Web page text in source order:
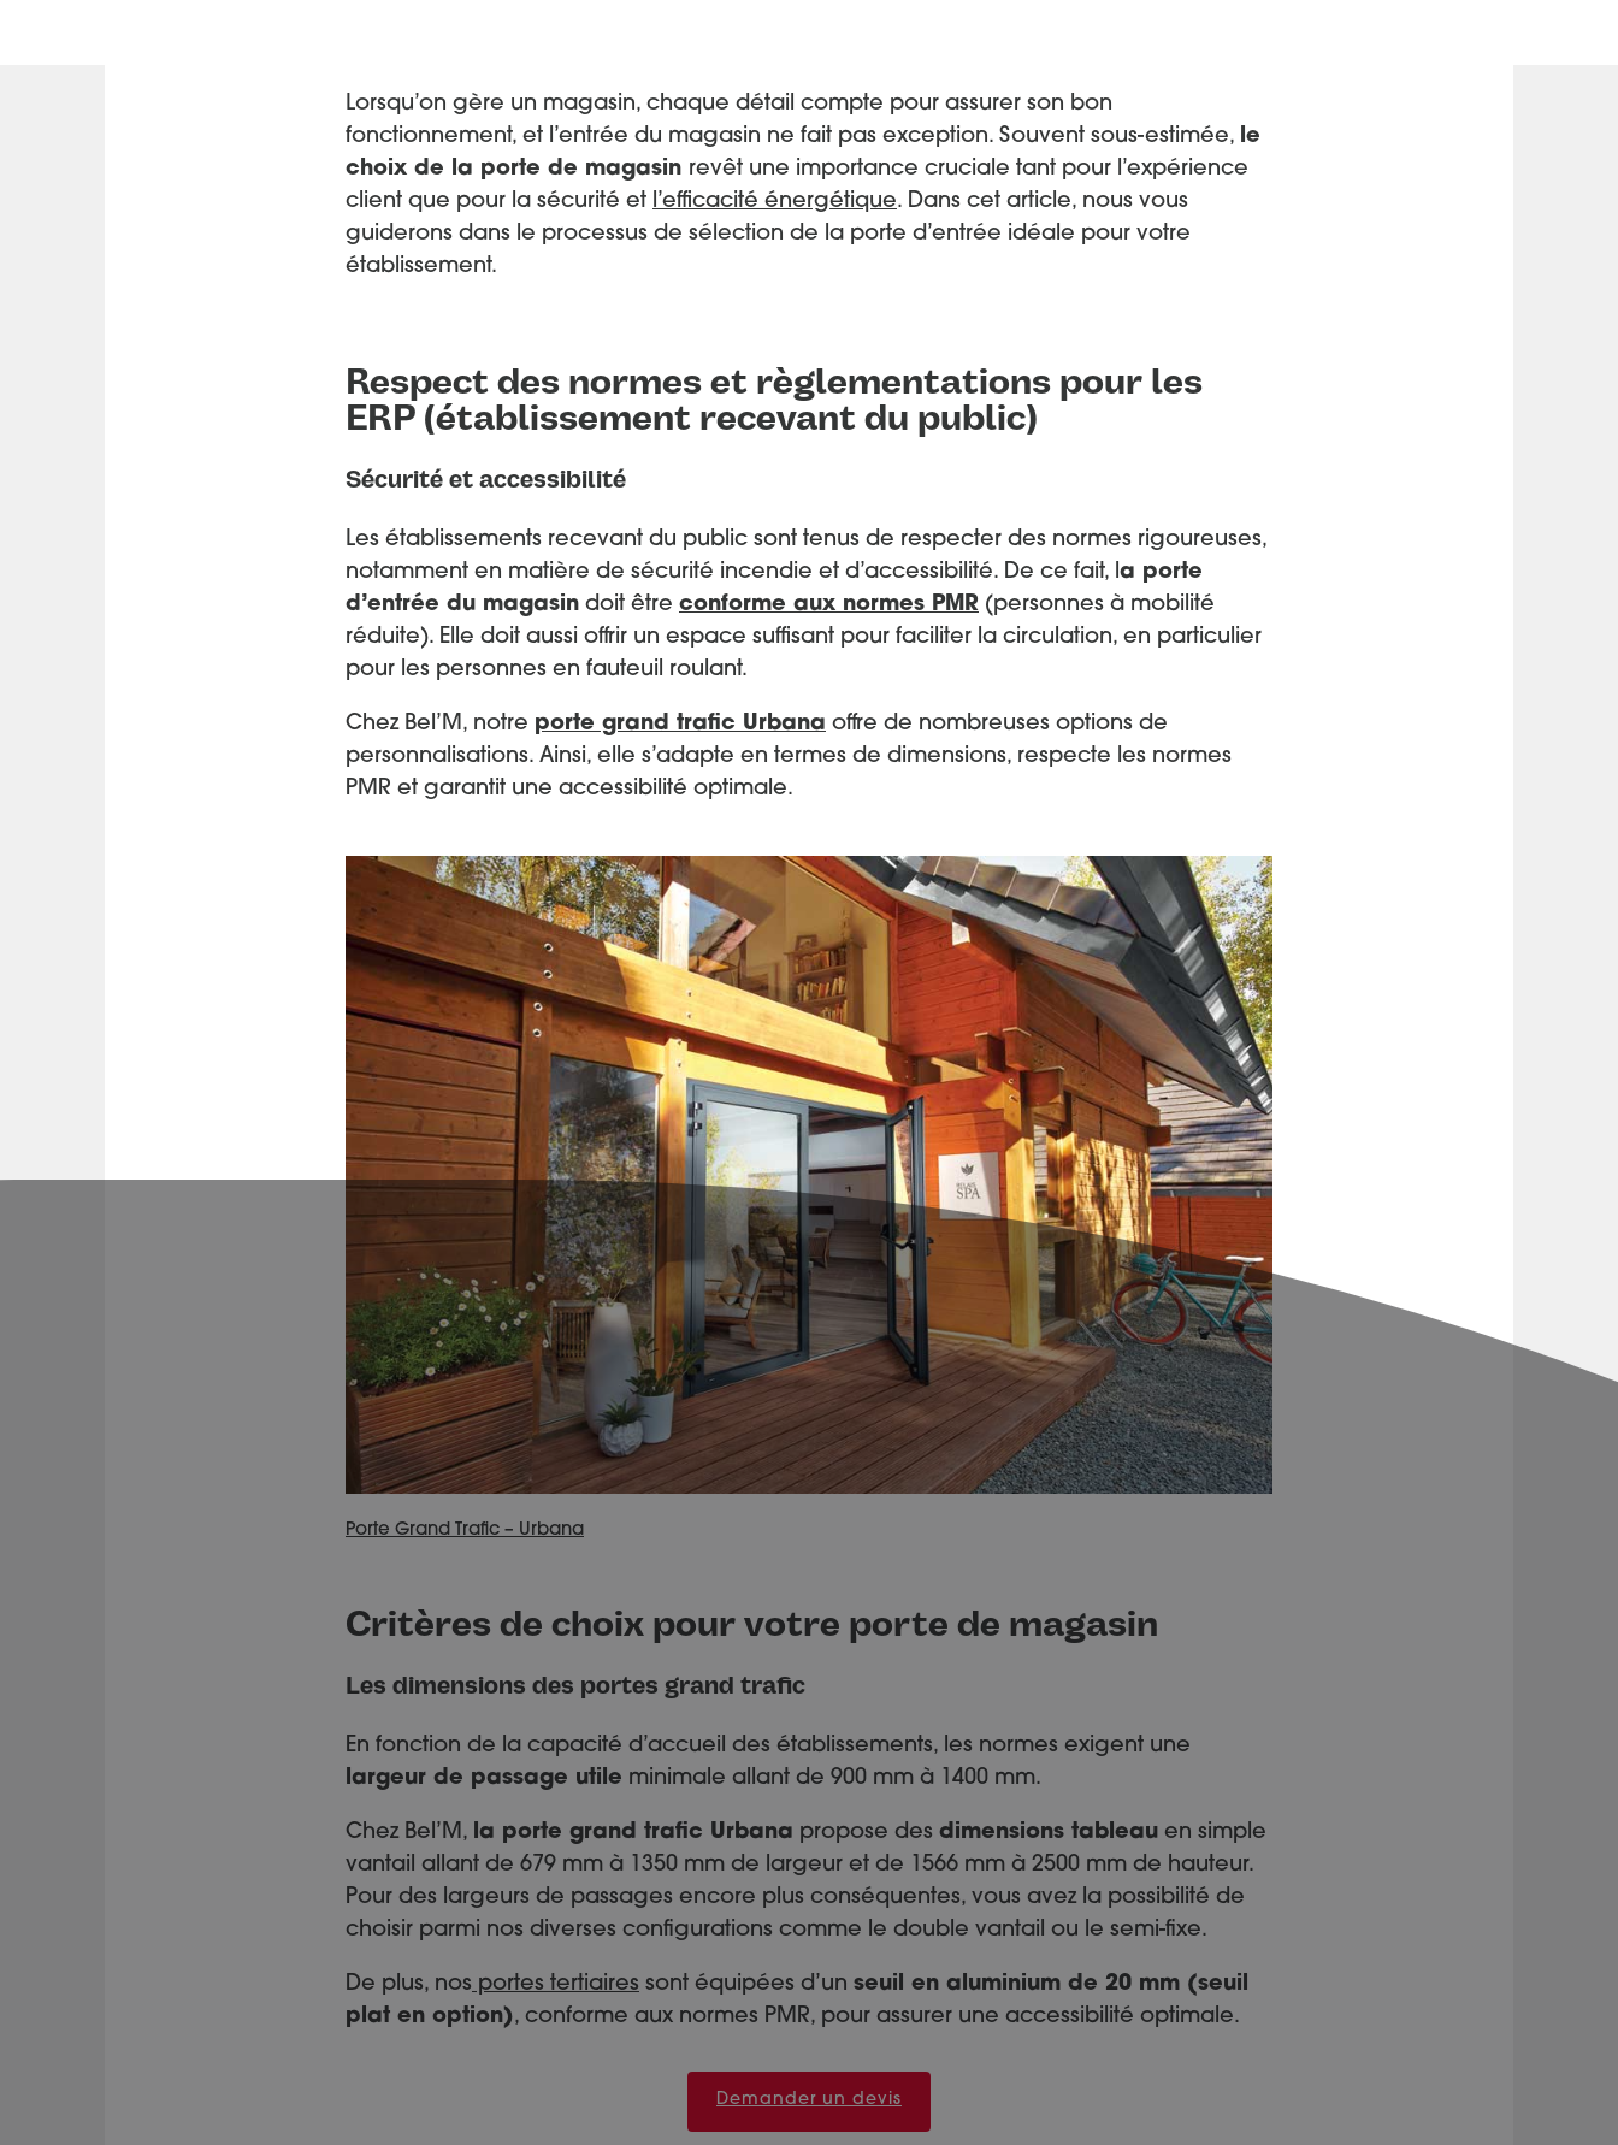
Lorsqu’on gère un magasin, chaque détail compte pour assurer son bon
fonctionnement, et l’entrée du magasin ne fait pas exception. Souvent sous-estimée, le
choix de la porte de magasin revêt une importance cruciale tant pour l’expérience
client que pour la sécurité et l’efficacité énergétique. Dans cet article, nous vous
guiderons dans le processus de sélection de la porte d’entrée idéale pour votre
établissement.
Respect des normes et règlementations pour les
ERP (établissement recevant du public)
Sécurité et accessibilité
Les établissements recevant du public sont tenus de respecter des normes rigoureuses,
notamment en matière de sécurité incendie et d’accessibilité. De ce fait, la porte
d’entrée du magasin doit être conforme aux normes PMR (personnes à mobilité
réduite). Elle doit aussi offrir un espace suffisant pour faciliter la circulation, en particulier
pour les personnes en fauteuil roulant.
Chez Bel’M, notre porte grand trafic Urbana offre de nombreuses options de
personnalisations. Ainsi, elle s’adapte en termes de dimensions, respecte les normes
PMR et garantit une accessibilité optimale.
Porte Grand Trafic – Urbana
Critères de choix pour votre porte de magasin
Les dimensions des portes grand trafic
En fonction de la capacité d’accueil des établissements, les normes exigent une
largeur de passage utile minimale allant de 900 mm à 1400 mm.
Chez Bel’M, la porte grand trafic Urbana propose des dimensions tableau en simple
vantail allant de 679 mm à 1350 mm de largeur et de 1566 mm à 2500 mm de hauteur.
Pour des largeurs de passages encore plus conséquentes, vous avez la possibilité de
choisir parmi nos diverses configurations comme le double vantail ou le semi-fixe.
De plus, nos portes tertiaires sont équipées d’un seuil en aluminium de 20 mm (seuil
plat en option), conforme aux normes PMR, pour assurer une accessibilité optimale.
Demander un devis